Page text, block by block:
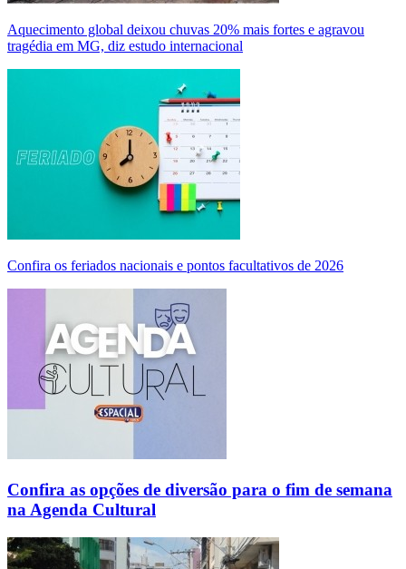
Aquecimento global deixou chuvas 20% mais fortes e agravou
tragédia em MG, diz estudo internacional
Confira os feriados nacionais e pontos facultativos de 2026
Confira as opções de diversão para o fim de semana
na Agenda Cultural